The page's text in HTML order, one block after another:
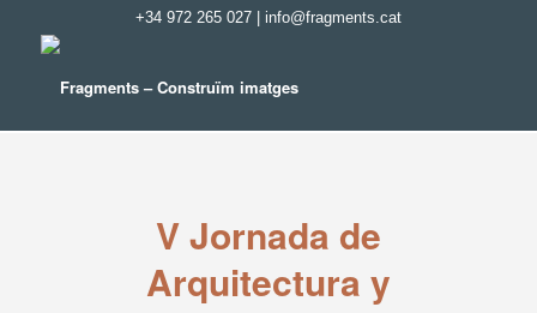
+34 972 265 027| info@fragments.cat
V Jornada de
Arquitectura y